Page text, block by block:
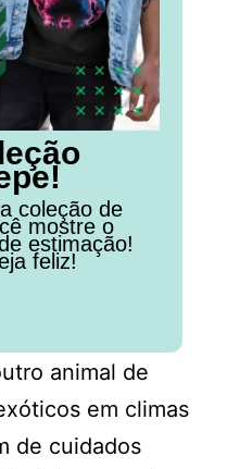
coleção de
mostre o
estimação!
feliz!
animal de
em climas
de cuidados